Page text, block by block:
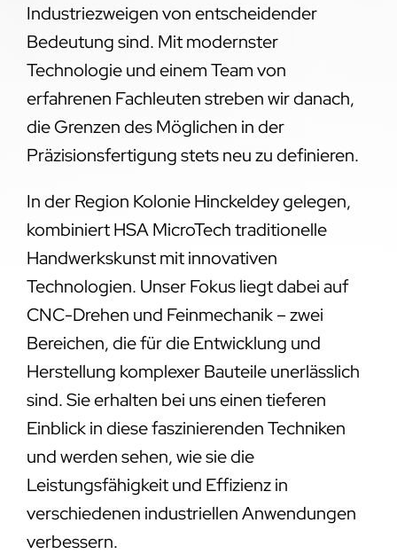
Industriezweigen von entscheidender
Bedeutung sind. Mit modernster
Technologie und einem Team von
erfahrenen Fachleuten streben wir danach,
die Grenzen des Möglichen in der
Präzisionsfertigung stets neu zu definieren.
In der Region Kolonie Hinckeldey gelegen,
kombiniert HSA MicroTech traditionelle
Handwerkskunst mit innovativen
Technologien. Unser Fokus liegt dabei auf
CNC-Drehen und Feinmechanik – zwei
Bereichen, die für die Entwicklung und
Herstellung komplexer Bauteile unerlässlich
sind. Sie erhalten bei uns einen tieferen
Einblick in diese faszinierenden Techniken
und werden sehen, wie sie die
Leistungsfähigkeit und Effizienz in
verschiedenen industriellen Anwendungen
verbessern.